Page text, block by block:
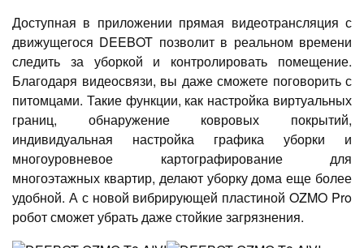
Доступная в приложении прямая видеотрансляция с
движущегося DEEBOT позволит в реальном времени
следить за уборкой и контролировать помещение.
Благодаря видеосвязи, вы даже сможете поговорить с
питомцами. Такие функции, как настройка виртуальных
границ, обнаружение ковровых покрытий,
индивидуальная настройка графика уборки и
многоуровневое картографирование для
многоэтажных квартир, делают уборку дома еще более
удобной. А с новой вибрирующей пластиной OZMO Pro
робот сможет убрать даже стойкие загрязнения.